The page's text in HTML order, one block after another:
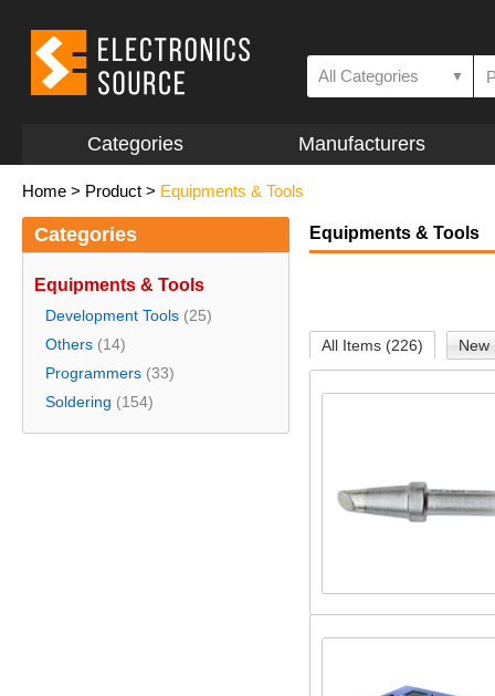
All Categories ▼
Categories Manufacturers
Home > Product > Equipments & Tools
Categories
Equipments & Tools
Development Tools (25)
Others (14)
Programmers (33)
Soldering (154)
Equipments & Tools
All Items (226) New